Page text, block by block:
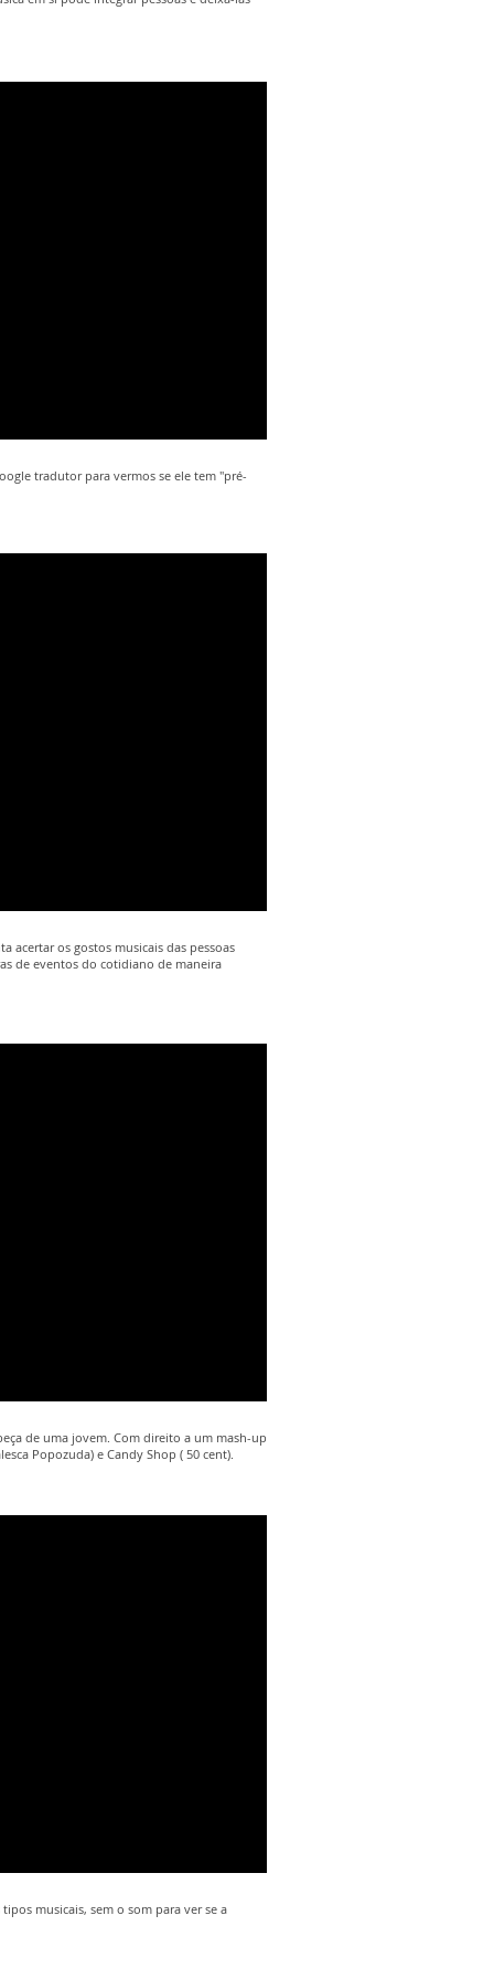
tradutor para vermos se ele tem "pré-
acertar os gostos musicais das pessoas
de eventos do cotidiano de maneira
de uma jovem. Com direito a um mash-up
Popozuda) e Candy Shop ( 50 cent).
musicais, sem o som para ver se a